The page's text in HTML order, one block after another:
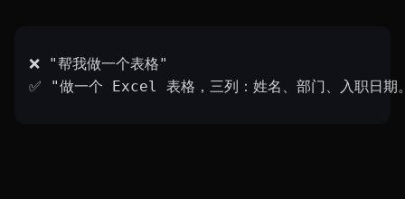
❌ "帮我做一个表格"
✅ "做一个 Excel 表格，三列：姓名、部门、入职日